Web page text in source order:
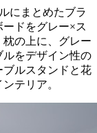
にまとめたブラ
ドをグレー×ス
の上に、グレー
をデザイン性の
ルスタンドと花
テリア。